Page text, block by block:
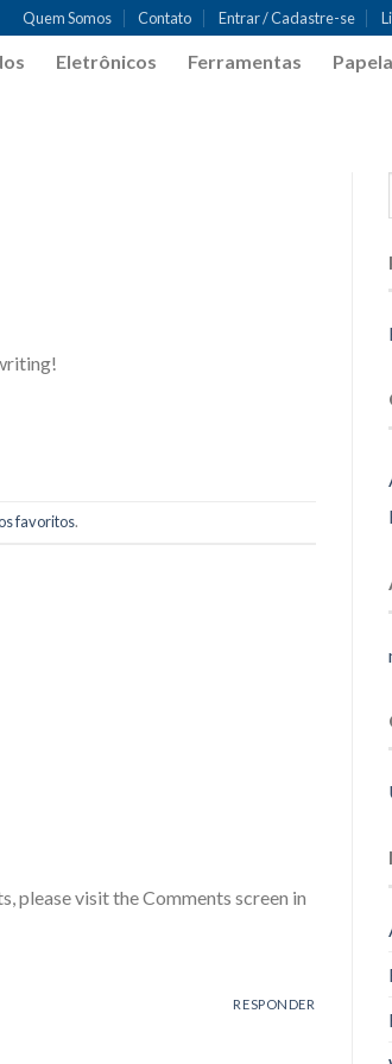
Quem Somos Contato Entrar / Cadastre-se
Eletrônicos Ferramentas
favoritos.
please visit the Comments screen in
RESPONDER